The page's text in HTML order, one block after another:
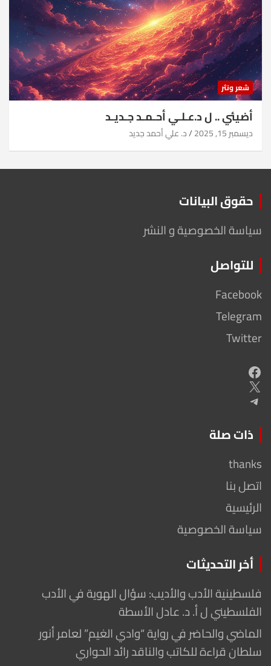
شعر ونثر
أضيئي .. ل د.عـلـي أحـمـد جـديـد
ديسمبر 15, 2025 د. علي أحمد جديد
حقوق البيانات
سياسة الخصوصية و النشر
للتواصل
Facebook
Telegram
Twitter
Facebook
X
Telegram
ذات صلة
thanks
اتصل بنا
الرئيسية
سياسة الخصوصية
أخر التحديثات
فلسطينية الأدب والأديب: سؤال الهوية في الأدب
الفلسطيني ل أ. د. عادل الأسطة
الماضي والحاضر في رواية “وادي الغيم” لعامر أنور
سلطان قراءة للكاتب والناقد رائد الحواري